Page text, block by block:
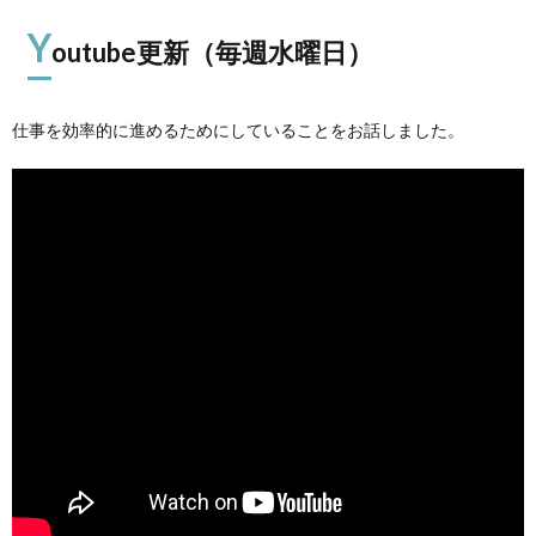
Youtube更新（毎週水曜日）
仕事を効率的に進めるためにしていることをお話しました。